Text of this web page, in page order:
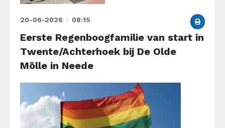
20-06-2026 08:15
Eerste Regenboogfamilie van start in
Twente/Achterhoek bij De Olde
Mōlle in Neede